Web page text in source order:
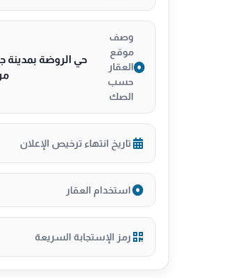
وصف
موقع
العقار
حسب
الصك
تاريخ انتهاء ترخيص الإعلان
استخدام العقار
رمز الإستجابة السريعة